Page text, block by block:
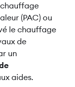
(PAC) ou
le chauffage
de
un
aides.